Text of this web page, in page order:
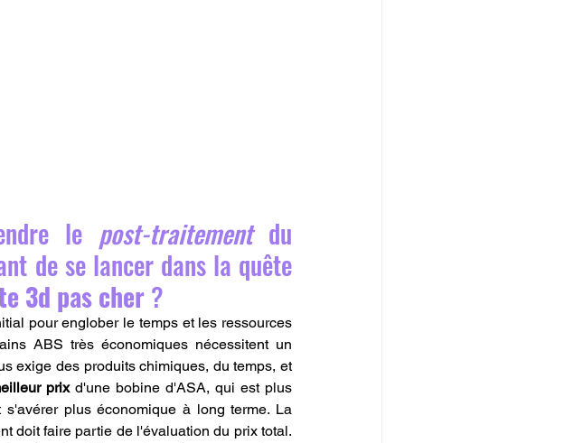
le post-traitement du
de se lancer dans la quête
3d pas cher ?
pour englober le temps et les ressources
ABS très économiques nécessitent un
exige des produits chimiques, du temps, et
prix d'une bobine d'ASA, qui est plus
plus économique à long terme. La
doit faire partie de l'évaluation du prix total.